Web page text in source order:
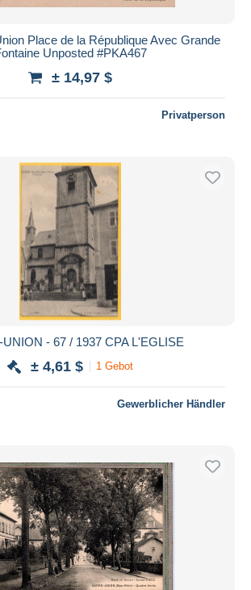
Place de la République Avec Grande
Unposted #PKA467
± 14,97 $
Privatperson
- 67 / 1937 CPA L'EGLISE
± 4,61 $ 1 Gebot
Gewerblicher Händler